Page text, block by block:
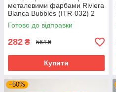
металевими фарбами Riviera
Blanca Bubbles (ITR-032) 2
шт в наборі
Готово до відправки
282 ₴ 564 ₴
Купити
–50%